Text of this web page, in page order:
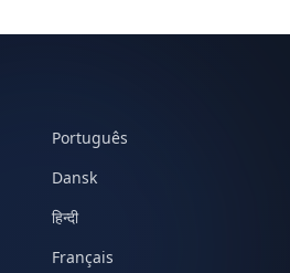
Português
Dansk
हिन्दी
Français